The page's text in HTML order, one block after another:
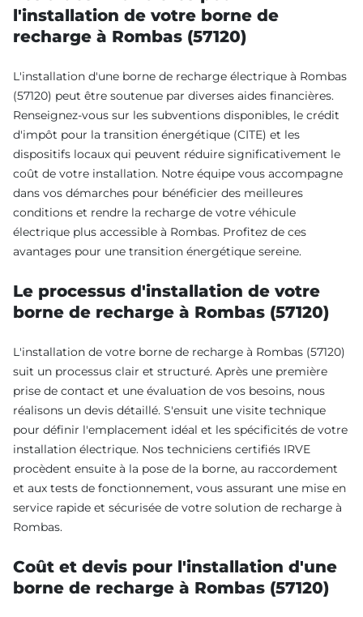
l'installation de votre borne de
recharge à Rombas (57120)
L'installation d'une borne de recharge électrique à Rombas
(57120) peut être soutenue par diverses aides financières.
Renseignez-vous sur les subventions disponibles, le crédit
d'impôt pour la transition énergétique (CITE) et les
dispositifs locaux qui peuvent réduire significativement le
coût de votre installation. Notre équipe vous accompagne
dans vos démarches pour bénéficier des meilleures
conditions et rendre la recharge de votre véhicule
électrique plus accessible à Rombas. Profitez de ces
avantages pour une transition énergétique sereine.
Le processus d'installation de votre
borne de recharge à Rombas (57120)
L'installation de votre borne de recharge à Rombas (57120)
suit un processus clair et structuré. Après une première
prise de contact et une évaluation de vos besoins, nous
réalisons un devis détaillé. S'ensuit une visite technique
pour définir l'emplacement idéal et les spécificités de votre
installation électrique. Nos techniciens certifiés IRVE
procèdent ensuite à la pose de la borne, au raccordement
et aux tests de fonctionnement, vous assurant une mise en
service rapide et sécurisée de votre solution de recharge à
Rombas.
Coût et devis pour l'installation d'une
borne de recharge à Rombas (57120)